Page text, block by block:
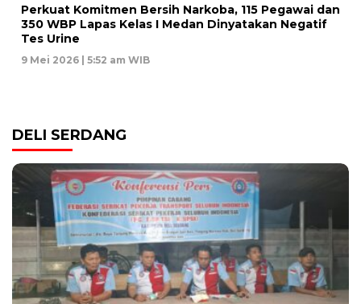
Perkuat Komitmen Bersih Narkoba, 115 Pegawai dan
350 WBP Lapas Kelas I Medan Dinyatakan Negatif
Tes Urine
9 Mei 2026 | 5:52 am WIB
DELI SERDANG